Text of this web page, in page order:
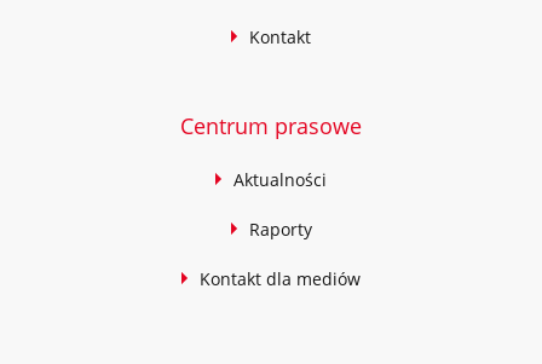
Kontakt
Centrum prasowe
Aktualności
Raporty
Kontakt dla mediów